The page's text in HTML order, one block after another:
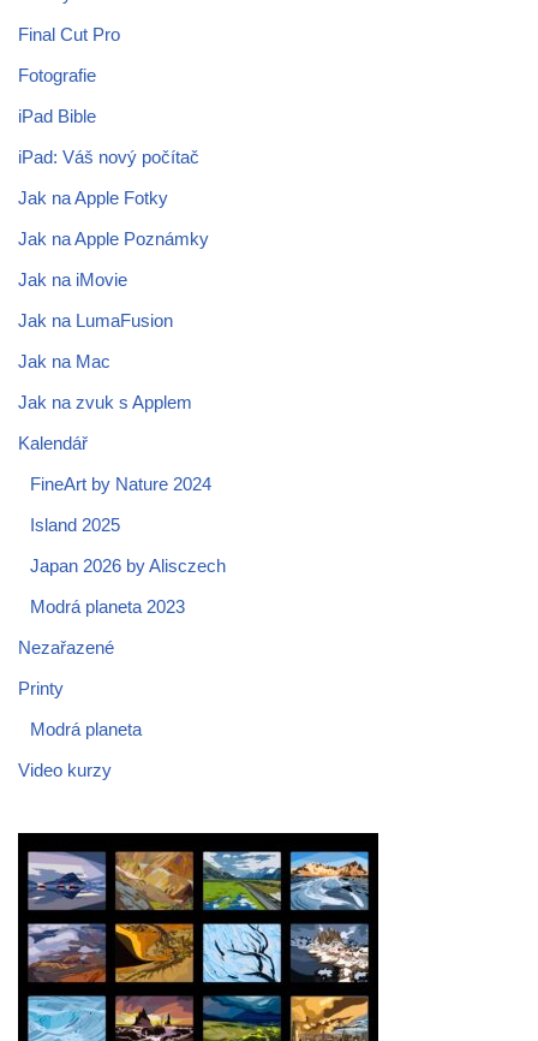
Final Cut Pro
Fotografie
iPad Bible
iPad: Váš nový počítač
Jak na Apple Fotky
Jak na Apple Poznámky
Jak na iMovie
Jak na LumaFusion
Jak na Mac
Jak na zvuk s Applem
Kalendář
FineArt by Nature 2024
Island 2025
Japan 2026 by Alisczech
Modrá planeta 2023
Nezařazené
Printy
Modrá planeta
Video kurzy